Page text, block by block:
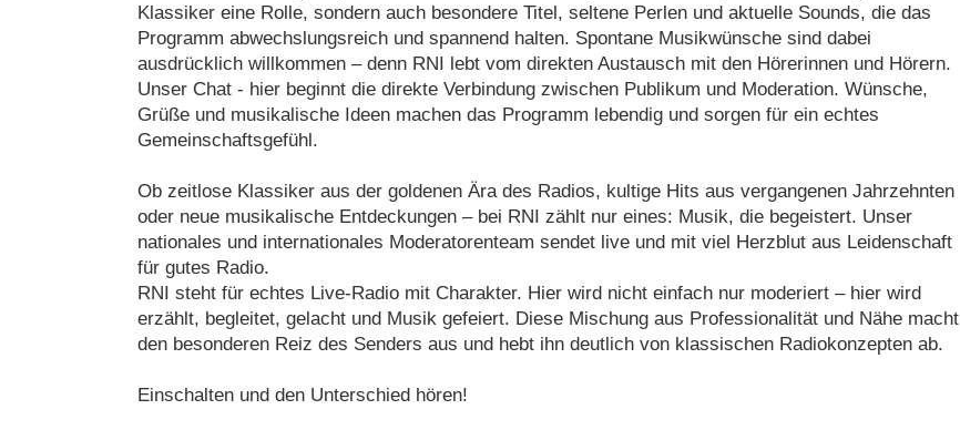
Klassiker eine Rolle, sondern auch besondere Titel, seltene Perlen und aktuelle Sounds, die das
Programm abwechslungsreich und spannend halten. Spontane Musikwünsche sind dabei
ausdrücklich willkommen – denn RNI lebt vom direkten Austausch mit den Hörerinnen und Hörern.
Unser Chat - hier beginnt die direkte Verbindung zwischen Publikum und Moderation. Wünsche,
Grüße und musikalische Ideen machen das Programm lebendig und sorgen für ein echtes
Gemeinschaftsgefühl.
Ob zeitlose Klassiker aus der goldenen Ära des Radios, kultige Hits aus vergangenen Jahrzehnten
oder neue musikalische Entdeckungen – bei RNI zählt nur eines: Musik, die begeistert. Unser
nationales und internationales Moderatorenteam sendet live und mit viel Herzblut aus Leidenschaft
für gutes Radio.
RNI steht für echtes Live-Radio mit Charakter. Hier wird nicht einfach nur moderiert – hier wird
erzählt, begleitet, gelacht und Musik gefeiert. Diese Mischung aus Professionalität und Nähe macht
den besonderen Reiz des Senders aus und hebt ihn deutlich von klassischen Radiokonzepten ab.
Einschalten und den Unterschied hören!